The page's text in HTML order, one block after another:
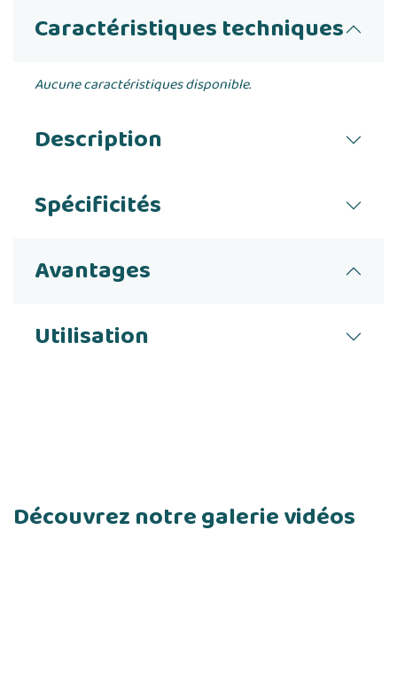
Caractéristiques techniques
Aucune caractéristiques disponible.
Description
Spécificités
Avantages
Utilisation
Découvrez notre galerie vidéos